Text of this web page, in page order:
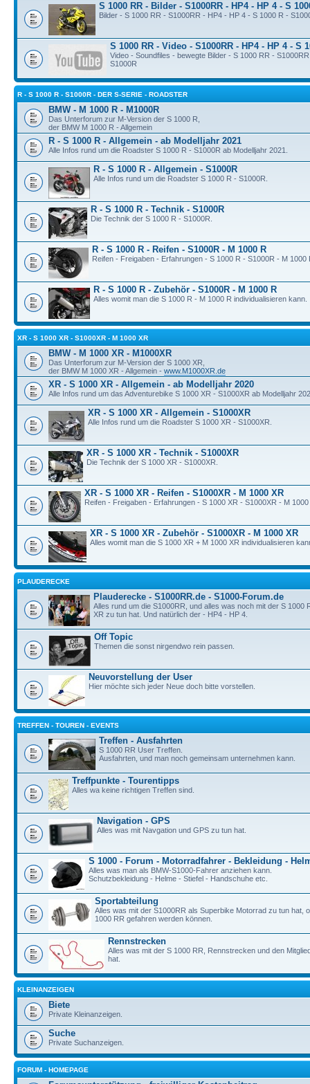
S 1000 RR - Bilder - S1000RR - HP4 - HP 4 - S
Bilder - S 1000 RR - S1000RR - HP4 - HP 4 - S 1000 R -
S 1000 RR - Video - S1000RR - HP4 - HP 4 - S
Video - Soundfiles - bewegte Bilder - S 1000 RR -
S1000R
R - S 1000 R - S1000R - DER S-SERIE - ROADSTER
BMW - M 1000 R - M1000R
Das Unterforum zur M-Version der S 1000 R,
der BMW M 1000 R - Allgemein
R - S 1000 R - Allgemein - ab Modelljahr 2021
Alle Infos rund um die Roadster S 1000 R - S1000R ab Modelljahr 2021.
R - S 1000 R - Allgemein - S1000R
Alle Infos rund um die Roadster S 1000 R - S1000R.
R - S 1000 R - Technik - S1000R
Die Technik der S 1000 R - S1000R.
R - S 1000 R - Reifen - S1000R - M 1000 R
Reifen - Freigaben - Erfahrungen - S 1000 R - S1000R - M 1000
R - S 1000 R - Zubehör - S1000R - M 1000 R
Alles womit man die S 1000 R - M 1000 R individualisieren kann.
XR - S 1000 XR - S1000XR - M 1000 XR
BMW - M 1000 XR - M1000XR
Das Unterforum zur M-Version der S 1000 XR,
der BMW M 1000 XR - Allgemein - www.M1000XR.de
XR - S 1000 XR - Allgemein - ab Modelljahr 2020
Alle Infos rund um das Adventurebike S 1000 XR - S1000XR ab Modelljahr
XR - S 1000 XR - Allgemein - S1000XR
Alle Infos rund um die Roadster S 1000 XR - S1000XR.
XR - S 1000 XR - Technik - S1000XR
Die Technik der S 1000 XR - S1000XR.
XR - S 1000 XR - Reifen - S1000XR - M 1000 XR
Reifen - Freigaben - Erfahrungen - S 1000 XR - S1000XR - M 1000
XR - S 1000 XR - Zubehör - S1000XR - M 1000 XR
Alles womit man die S 1000 XR + M 1000 XR individualisieren
PLAUDERECKE
Plauderecke - S1000RR.de - S1000-Forum.de
Alles rund um die S1000RR, und alles was noch mit der S 1000
XR zu tun hat. Und natürlich der - HP4 - HP 4.
Off Topic
Themen die sonst nirgendwo rein passen.
Neuvorstellung der User
Hier möchte sich jeder Neue doch bitte vorstellen.
TREFFEN - TOUREN - EVENTS
Treffen - Ausfahrten
S 1000 RR User Treffen.
Ausfahrten, und man noch gemeinsam unternehmen kann.
Treffpunkte - Tourentipps
Alles wa keine richtigen Treffen sind.
Navigation - GPS
Alles was mit Navgation und GPS zu tun hat.
S 1000 - Forum - Motorradfahrer - Bekleidung -
Alles was man als BMW-S1000-Fahrer anziehen kann.
Schutzbekleidung - Helme - Stiefel - Handschuhe etc.
Sportabteilung
Alles was mit der S1000RR als Superbike Motorrad zu tun hat,
1000 RR gefahren werden können.
Rennstrecken
Alles was mit der S 1000 RR, Rennstrecken und den
hat.
KLEINANZEIGEN
Biete
Private Kleinanzeigen.
Suche
Private Suchanzeigen.
FORUM - HOMEPAGE